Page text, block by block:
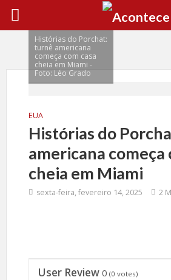
Histórias do Porchat:
turnê americana
começa com casa
cheia em Miami -
Foto: Léo Grado
EUA
Histórias do
americana começa
cheia em Miami
sexta-feira, fevereiro 14, 2025 2
User Review 0 (0 votes)